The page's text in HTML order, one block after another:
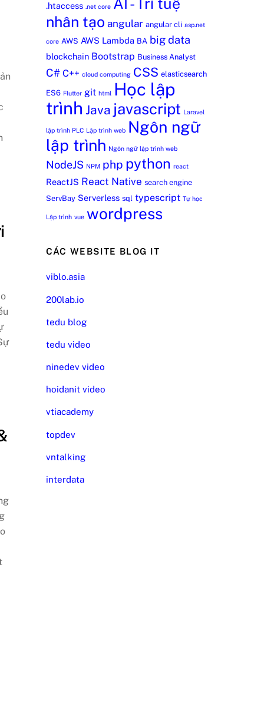
.htaccess .net core
nhân tạo angular angular cli asp.net
core AWS AWS Lambda BA big data
blockchain Bootstrap Business Analyst
C# C++ cloud computing CSS elasticsearch
ES6 Flutter git html Học lập
trình Java javascript Laravel
lập trình PLC Lập trình web Ngôn ngữ
lập trình Ngôn ngữ lập trình web
NodeJS NPM php python react
ReactJS React Native search engine
ServBay Serverless sql typescript Tự học
Lập trình vue wordpress
CÁC WEBSITE BLOG IT
viblo.asia
200lab.io
tedu blog
tedu video
ninedev video
hoidanit video
vtiacademy
topdev
vntalking
interdata